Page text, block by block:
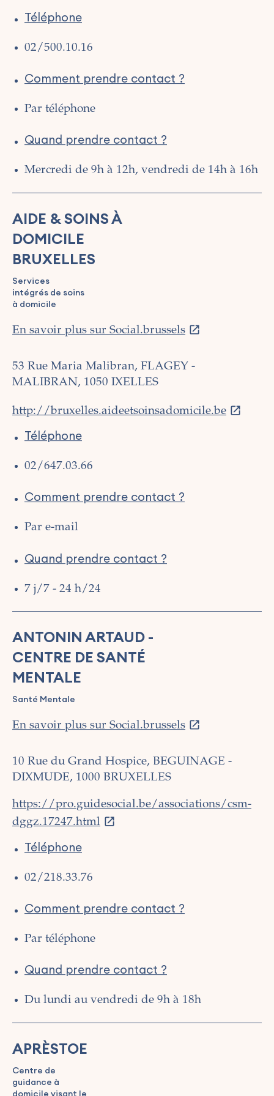
Maisons d'accueil
maintien en logement
Travail de rue et Maraude
Surendettement
1040 ETTERBEEK
1140 EVERE
1200 WOLUWE-SAINT-LAMBERT
1160 AUDERGHEM
1130 BRUXELLES
Téléphone
02/500.10.16
Comment prendre contact ?
Par téléphone
Quand prendre contact ?
Mercredi de 9h à 12h, vendredi de 14h à 16h
AIDE & SOINS À
DOMICILE
BRUXELLES
Services
intégrés de soins
à domicile
En savoir plus sur Social.brussels
53 Rue Maria Malibran, FLAGEY -
MALIBRAN, 1050 IXELLES
http://bruxelles.aideetsoinsadomicile.be
Téléphone
02/647.03.66
Comment prendre contact ?
Par e-mail
Quand prendre contact ?
7 j/7 - 24 h/24
ANTONIN ARTAUD -
CENTRE DE SANTÉ
MENTALE
Santé Mentale
En savoir plus sur Social.brussels
10 Rue du Grand Hospice, BEGUINAGE -
DIXMUDE, 1000 BRUXELLES
https://pro.guidesocial.be/associations/csm-
dggz.17247.html
Téléphone
02/218.33.76
Comment prendre contact ?
Par téléphone
Quand prendre contact ?
Du lundi au vendredi de 9h à 18h
APRÈSTOE
Centre de
guidance à
domicile visant le